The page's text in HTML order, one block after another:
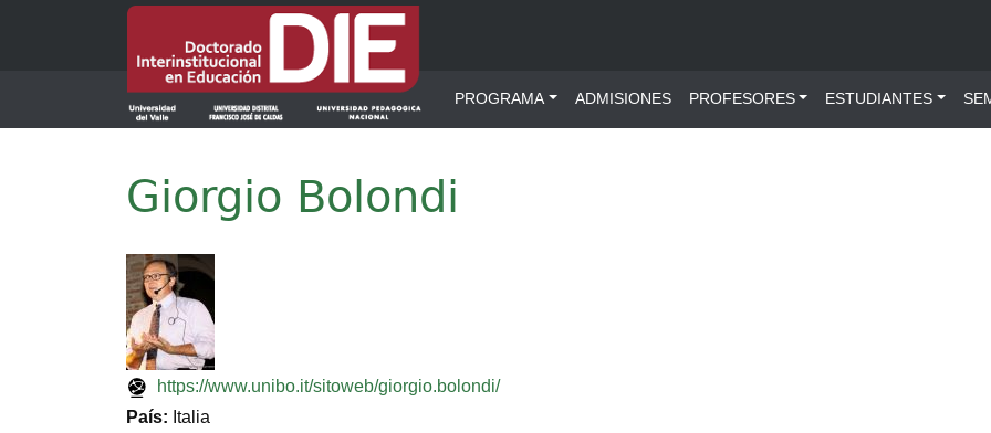
Pasar al contenido principal
Menú principal
PROGRAMA ADMISIONES PROFESORES ESTUDIANTES
Giorgio Bolondi
Imagen
https://www.unibo.it/sitoweb/giorgio.bolondi/
País: Italia